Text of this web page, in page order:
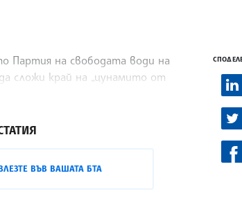
Партия на свободата води на
сложи край на „цунамито от
ВЪВ ВАШАТА БТА